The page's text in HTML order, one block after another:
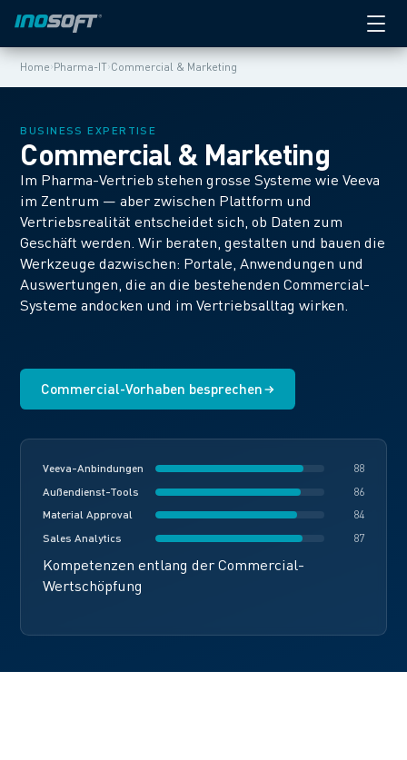
Home›Pharma-IT›Commercial & Marketing
BUSINESS EXPERTISE
Commercial & Marketing
Im Pharma-Vertrieb stehen grosse Systeme wie Veeva
im Zentrum — aber zwischen Plattform und
Vertriebsrealität entscheidet sich, ob Daten zum
Geschäft werden. Wir beraten, gestalten und bauen die
Werkzeuge dazwischen: Portale, Anwendungen und
Auswertungen, die an die bestehenden Commercial-
Systeme andocken und im Vertriebsalltag wirken.
Commercial-Vorhaben besprechen
Veeva-Anbindungen
88
Außendienst-Tools
86
Material Approval
84
Sales Analytics
87
Kompetenzen entlang der Commercial-
Wertschöpfung